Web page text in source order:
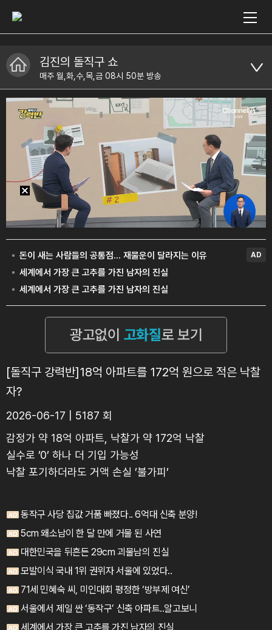
김진의 돌직구 쇼
매주 월,화,수,목,금 08시 50분 방송
[돌직구 강력반]18억 아파트를 172억 원으로 적은 낙찰
자?
2026-06-17 | 5187 회
감정가 약 18억 아파트, 낙찰가 약 172억 낙찰
실수로 ’0’ 하나 더 기입 가능성
낙찰 포기하더라도 거액 손실 ’불가피’